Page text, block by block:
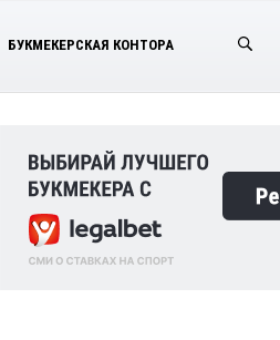
БУКМЕКЕРСКАЯ КОНТОРА